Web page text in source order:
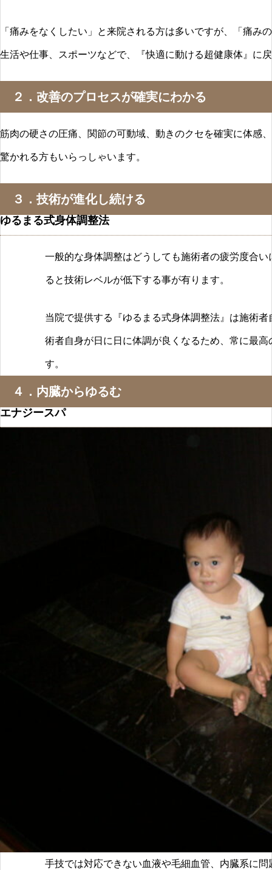
「痛みをなくしたい」と来院される方は多いですが、「痛
生活や仕事、スポーツなどで、『快適に動ける超健康体』に
２．改善のプロセスが確実にわかる
筋肉の硬さの圧痛、関節の可動域、動きのクセを確実に体感
驚かれる方もいらっしゃいます。
３．技術が進化し続ける
ゆるまる式身体調整法
一般的な身体調整はどうしても施術者の疲労度合
ると技術レベルが低下する事が有ります。
当院で提供する『ゆるまる式身体調整法』は施術
術者自身が日に日に体調が良くなるため、常に最
す。
４．内臓からゆるむ
エナジースパ
手技では対応できない血液や毛細血管、内臓系に